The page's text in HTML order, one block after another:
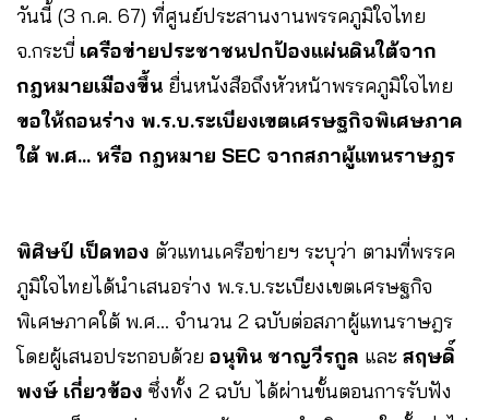
วันนี้ (3 ก.ค. 67) ที่ศูนย์ประสานงานพรรคภูมิใจไทย
จ.กระบี่ เครือข่ายประชาชนปกป้องแผ่นดินใต้จาก
กฎหมายเมืองขึ้น ยื่นหนังสือถึงหัวหน้าพรรคภูมิใจไทย
ขอให้ถอนร่าง พ.ร.บ.ระเบียงเขตเศรษฐกิจพิเศษภาค
ใต้ พ.ศ… หรือ กฎหมาย SEC จากสภาผู้แทนราษฎร
พิศิษป์ เป็ดทอง ตัวแทนเครือข่ายฯ ระบุว่า ตามที่พรรค
ภูมิใจไทยได้นำเสนอร่าง พ.ร.บ.ระเบียงเขตเศรษฐกิจ
พิเศษภาคใต้ พ.ศ… จำนวน 2 ฉบับต่อสภาผู้แทนราษฎร
โดยผู้เสนอประกอบด้วย อนุทิน ชาญวีรกูล และ สฤษดิ์
พงษ์ เกี่ยวข้อง ซึ่งทั้ง 2 ฉบับ ได้ผ่านขั้นตอนการรับฟัง